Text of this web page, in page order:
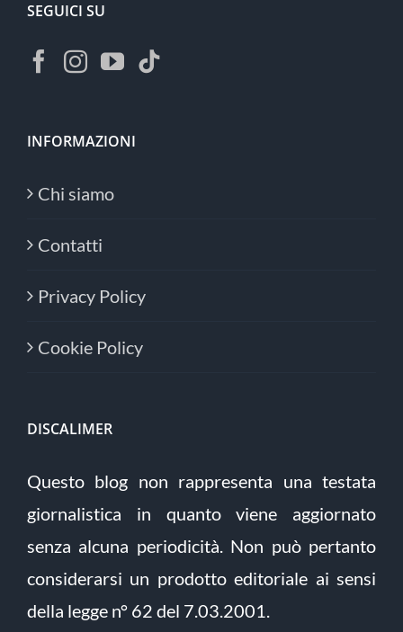
SEGUICI SU
INFORMAZIONI
Chi siamo
Contatti
Privacy Policy
Cookie Policy
DISCALIMER
Questo blog non rappresenta una testata
giornalistica in quanto viene aggiornato
senza alcuna periodicità. Non può pertanto
considerarsi un prodotto editoriale ai sensi
della legge n° 62 del 7.03.2001.